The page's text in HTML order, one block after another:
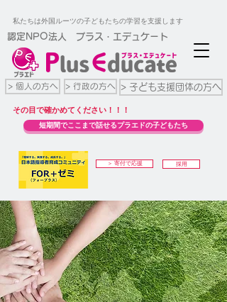
> 個人の方へ
私たちは外国ルーツの子どもたちの学習を支援します
​認定NPO法人 プラス・エデュケート
> 子ども支援団体の方へ
> 行政の方へ
​その目で確かめてください！！！
短期間でここまで話せるプラエドの子どもたち
＞ 寄付で応援 採用